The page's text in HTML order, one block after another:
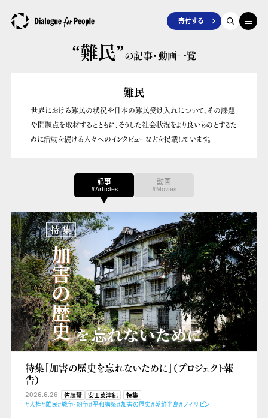
寄付する
“難民”の記事・動画一覧
難民
世界における難民の状況や日本の難民受け入れについて、その課題
や問題点を取材するとともに、そうした社会状況をより良いものとするた
めに活動を続ける人々へのインタビューなどを掲載しています。
記事
#Articles
動画
#Movies
特集「加害の歴史を忘れないために」（プロジェクト報
告）
2026.6.26 佐藤慧 安田菜津紀
特集
#人権#難民#戦争・紛争#平和構築#加害の歴史#朝鮮半島#フィリピン